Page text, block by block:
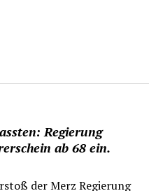
Regierung
ab 68 ein.
der Merz Regierung